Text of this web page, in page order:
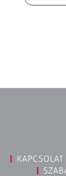
KAPCSOLAT